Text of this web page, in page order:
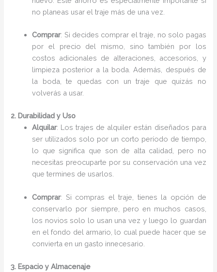
no planeas usar el traje más de una vez.
Comprar: Si decides comprar el traje, no solo pagas
por el precio del mismo, sino también por los
costos adicionales de alteraciones, accesorios, y
limpieza posterior a la boda. Además, después de
la boda, te quedas con un traje que quizás no
volverás a usar.
2. Durabilidad y Uso
Alquilar: Los trajes de alquiler están diseñados para
ser utilizados solo por un corto período de tiempo,
lo que significa que son de alta calidad, pero no
necesitas preocuparte por su conservación una vez
que termines de usarlos.
Comprar: Si compras el traje, tienes la opción de
conservarlo por siempre, pero en muchos casos,
los novios solo lo usan una vez y luego lo guardan
en el fondo del armario, lo cual puede hacer que se
convierta en un gasto innecesario.
3. Espacio y Almacenaje